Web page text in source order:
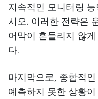
지속적인 모니터링
시오. 이러한 전략은
어막이 흔들리지 않
다.
마지막으로, 종합적
예측하지 못한 상황